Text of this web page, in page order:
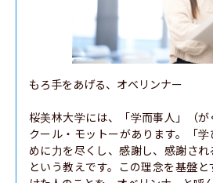
もろ手をあげる、オベリンナー
桜美林大学には、「学而事人」（
クール・モットーがあります。「
めに力を尽くし、感謝し、感謝され
という教えです。この理念を基盤